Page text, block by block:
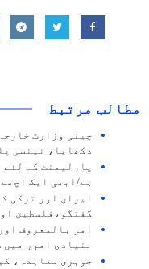
مطالب مرتبط
چینی وزارت
دکھایا، نینسی
پارلیمنٹ کے
ہے/ابھی ایک
ایران اور ترکی
گفتگو،فلسطین
امر بالمعروف
بنیادی امور
جوہری معاہدہ،